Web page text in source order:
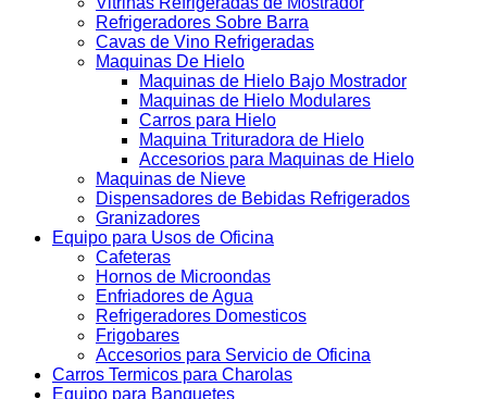
Refrigeradores Sobre Barra
Cavas de Vino Refrigeradas
Maquinas De Hielo
Maquinas de Hielo Bajo Mostrador
Maquinas de Hielo Modulares
Carros para Hielo
Maquina Trituradora de Hielo
Accesorios para Maquinas de Hielo
Maquinas de Nieve
Dispensadores de Bebidas Refrigerados
Granizadores
Equipo para Usos de Oficina
Cafeteras
Hornos de Microondas
Enfriadores de Agua
Refrigeradores Domesticos
Frigobares
Accesorios para Servicio de Oficina
Carros Termicos para Charolas
Equipo para Banquetes